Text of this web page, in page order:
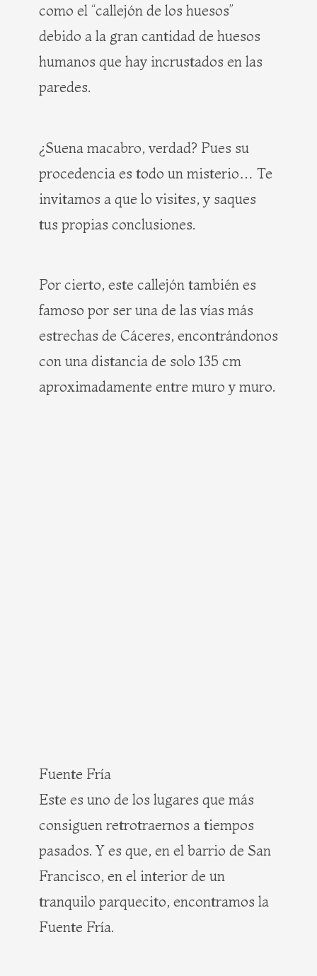
como el “callejón de los huesos”
debido a la gran cantidad de huesos
humanos que hay incrustados en las
paredes.
¿Suena macabro, verdad? Pues su
procedencia es todo un misterio… Te
invitamos a que lo visites, y saques
tus propias conclusiones.
Por cierto, este callejón también es
famoso por ser una de las vías más
estrechas de Cáceres, encontrándonos
con una distancia de solo 135 cm
aproximadamente entre muro y muro.
Fuente Fría
Este es uno de los lugares que más
consiguen retrotraernos a tiempos
pasados. Y es que, en el barrio de San
Francisco, en el interior de un
tranquilo parquecito, encontramos la
Fuente Fría.